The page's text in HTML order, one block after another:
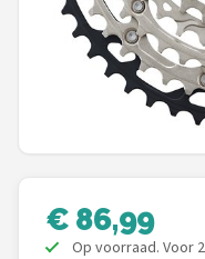
POPULAIRE
ABUS
AXA
€ 86,99
Op voorraad. Voor